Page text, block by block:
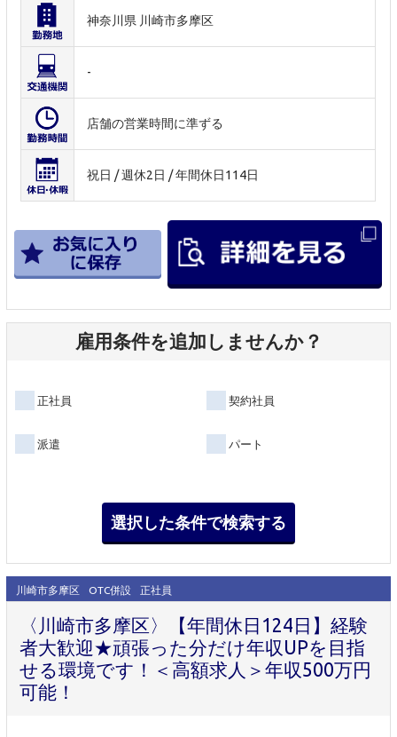
神奈川県 川崎市多摩区
-
店舗の営業時間に準ずる
祝日 / 週休2日 / 年間休日114日
雇用条件を追加しませんか？
正社員 契約社員
派遣 パート
川崎市多摩区 OTC併設 正社員
〈川崎市多摩区〉【年間休日124日】経験
者大歓迎★頑張った分だけ年収UPを目指
せる環境です！＜高額求人＞年収500万円
可能！